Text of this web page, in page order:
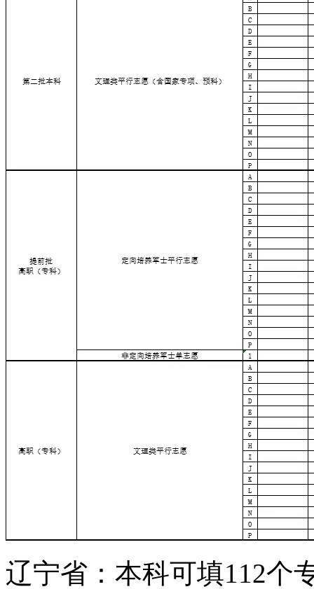
辽宁省：本科可填112个